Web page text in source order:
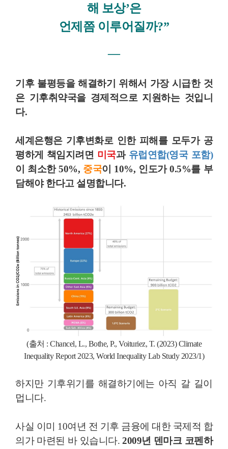
해 보상’은
언제쯤 이루어질까?”
―
기후 불평등을 해결하기 위해서 가장 시급한 것
은 기후취약국을 경제적으로 지원하는 것입니
다.
세계은행은 기후변화로 인한 피해를 모두가 공
평하게 책임지려면 미국과 유럽연합(영국 포함)
이 최소한 50%, 중국이 10%, 인도가 0.5%를 부
담해야 한다고 설명합니다.
(출처 : Chancel, L., Bothe, P., Voituriez, T. (2023) Climate
Inequality Report 2023, World Inequality Lab Study 2023/1)
하지만 기후위기를 해결하기에는 아직 갈 길이
멉니다.
사실 이미 10여년 전 기후 금융에 대한 국제적 합
의가 마련된 바 있습니다.2009년 덴마크 코펜하